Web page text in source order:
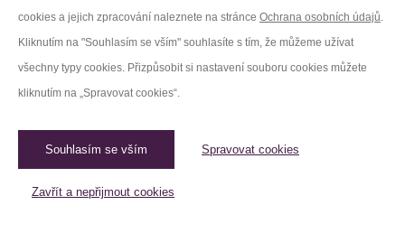
cookies a jejich zpracování naleznete na stránce Ochrana osobních údajů.
Kliknutím na "Souhlasím se vším" souhlasíte s tím, že můžeme užívat
všechny typy cookies. Přizpůsobit si nastavení souboru cookies můžete
kliknutím na „Spravovat cookies“.
Souhlasím se vším Spravovat cookies
Zavřít a nepřijmout cookies
Facebook Youtube
LinkedIn
Spravovat cookies